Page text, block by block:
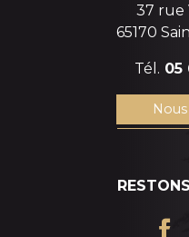
37 rue
65170
Tél. 05